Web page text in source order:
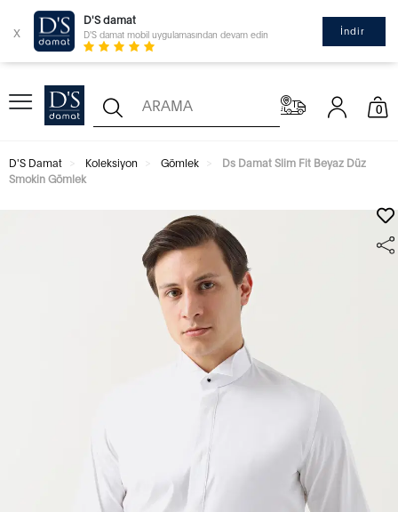
x
D'S damat
D'S damat mobil uygulamasından devam edin İndir
0
D'S Damat Koleksiyon Gömlek
Ds Damat Slim Fit Beyaz Düz
Smokin Gömlek